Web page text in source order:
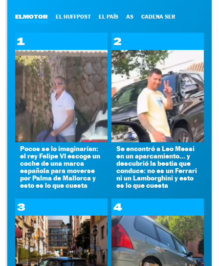
ELMOTOR EL HUFFPOST EL PAÍS AS CADENA SER
1
Pocos se lo imaginarían:
el rey Felipe VI escoge un
coche de una marca
española para moverse
por Palma de Mallorca y
esto es lo que cuesta
2
Se encontró a Leo Messi
en un aparcamiento... y
descubrió la bestia que
conduce: no es un Ferrari
ni un Lamborghini y esto
es lo que cuesta
3 4